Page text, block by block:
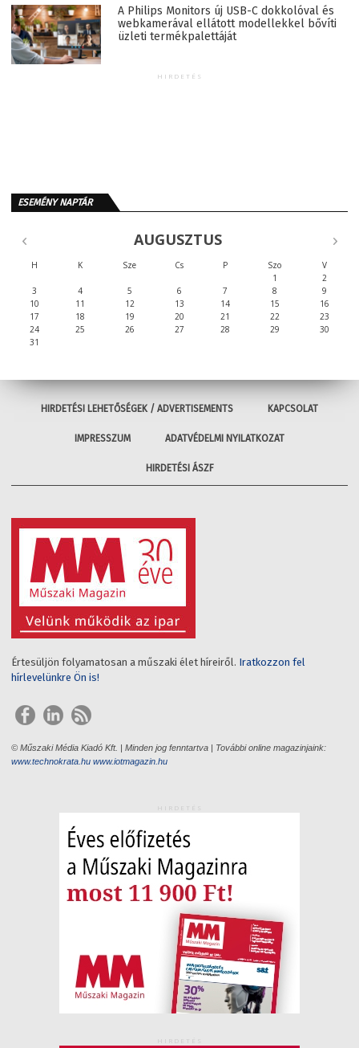
A Philips Monitors új USB-C dokkolóval és
webkamerával ellátott modellekkel bővíti
üzleti termékpalettáját
HIRDETÉS
ESEMÉNY NAPTÁR
AUGUSZTUS
H K Sze Cs P Szo
V
1
2
3
4 5 6 7 8
9
10
11 12 13 14 15
16
17
18 19 20 21 22
23
24
25 26 27 28 29
30
31
HIRDETÉSI LEHETŐSÉGEK / ADVERTISEMENTS KAPCSOLAT
IMPRESSZUM ADATVÉDELMI NYILATKOZAT
HIRDETÉSI ÁSZF
Értesüljön folyamatosan a műszaki élet híreiről. Iratkozzon fel
hírlevelünkre Ön is!
© Műszaki Média Kiadó Kft. | Minden jog fenntartva | További online magazinjaink:
www.technokrata.hu www.iotmagazin.hu
HIRDETÉS
HIRDETÉS